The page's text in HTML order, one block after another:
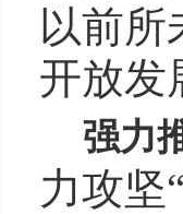
以前所
开放发
强力
力攻坚